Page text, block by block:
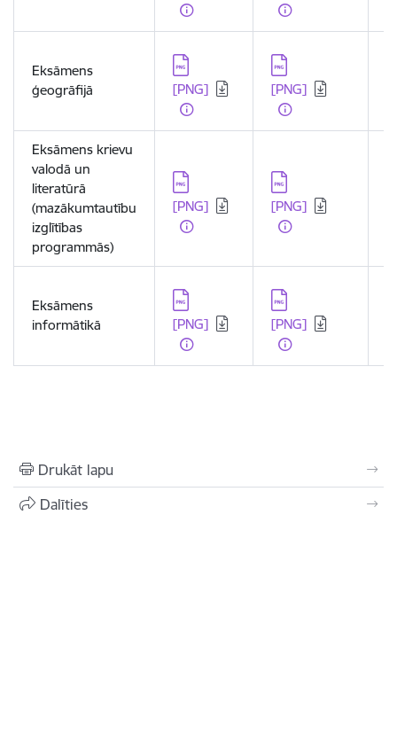
Eksāmens
ģeogrāfijā
Lejupielādēt:
[PNG]
Lejupielādēt:
[PNG]
Eksāmens krievu
valodā un
literatūrā
(mazākumtautību
izglītības
programmās)
Lejupielādēt:
[PNG]
Lejupielādēt:
[PNG]
Eksāmens
informātikā
Lejupielādēt:
[PNG]
Lejupielādēt:
[PNG]
Drukāt lapu
Dalīties